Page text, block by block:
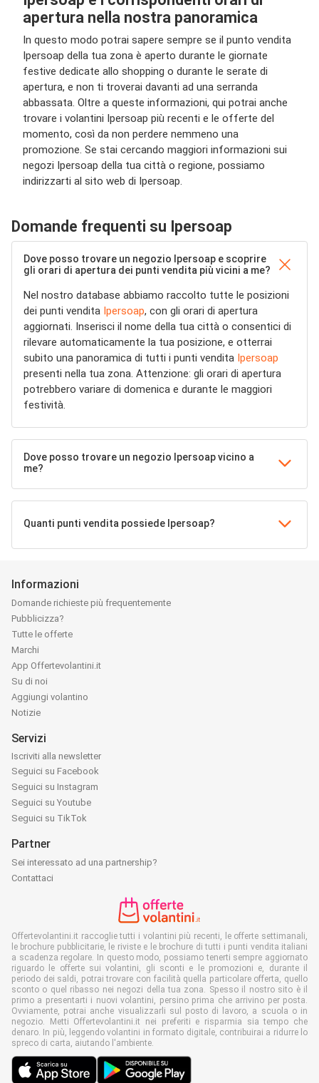
apertura nella nostra panoramica
In questo modo potrai sapere sempre se il punto vendita
Ipersoap della tua zona è aperto durante le giornate
festive dedicate allo shopping o durante le serate di
apertura, e non ti troverai davanti ad una serranda
abbassata. Oltre a queste informazioni, qui potrai anche
trovare i volantini Ipersoap più recenti e le offerte del
momento, così da non perdere nemmeno una
promozione. Se stai cercando maggiori informazioni sui
negozi Ipersoap della tua città o regione, possiamo
indirizzarti al sito web di Ipersoap.
Domande frequenti su Ipersoap
Dove posso trovare un negozio Ipersoap e scoprire
gli orari di apertura dei punti vendita più vicini a me?
Nel nostro database abbiamo raccolto tutte le posizioni
dei punti vendita Ipersoap, con gli orari di apertura
aggiornati. Inserisci il nome della tua città o consentici di
rilevare automaticamente la tua posizione, e otterrai
subito una panoramica di tutti i punti vendita Ipersoap
presenti nella tua zona. Attenzione: gli orari di apertura
potrebbero variare di domenica e durante le maggiori
festività.
Dove posso trovare un negozio Ipersoap vicino a
me?
Quanti punti vendita possiede Ipersoap?
Informazioni
Domande richieste più frequentemente
Pubblicizza?
Tutte le offerte
Marchi
App Offertevolantini.it
Su di noi
Aggiungi volantino
Notizie
Servizi
Iscriviti alla newsletter
Seguici su Facebook
Seguici su Instagram
Seguici su Youtube
Seguici su TikTok
Partner
Sei interessato ad una partnership?
Contattaci
Offertevolantini.it raccoglie tutti i volantini più recenti, le offerte settimanali,
le brochure pubblicitarie, le riviste e le brochure di tutti i punti vendita italiani
a scadenza regolare. In questo modo, possiamo tenerti sempre aggiornato
riguardo le offerte sui volantini, gli sconti e le promozioni e, durante il
periodo dei saldi, potrai trovare con facilità quella particolare offerta, quello
sconto o quel ribasso nei negozi della tua zona. Spesso il nostro sito è il
primo a presentarti i nuovi volantini, persino prima che arrivino per posta.
Ovviamente, potrai anche visualizzarli sul posto di lavoro, a scuola o in
negozio. Metti Offertevolantini.it nei preferiti e risparmia sia tempo che
denaro. In più, leggendo volantini in formato digitale, contribuirai a ridurre lo
spreco di carta, aiutando l'ambiente.